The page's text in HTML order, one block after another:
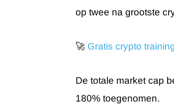
op twee na grootste
🚀 Gratis crypto
De totale market cap
180% toegenomen.